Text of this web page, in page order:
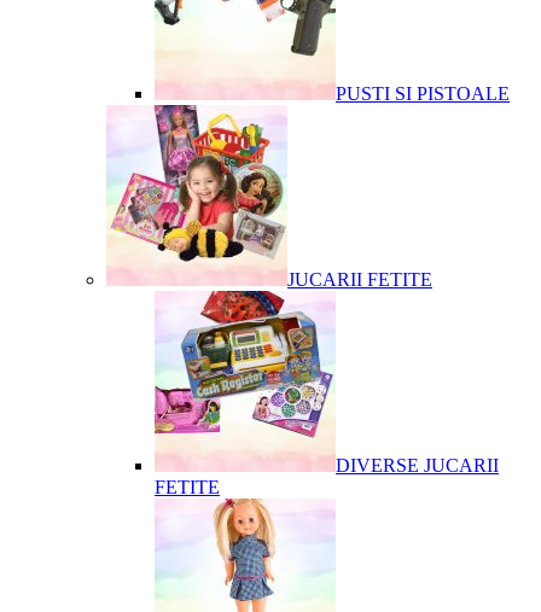
PUSTI SI PISTOALE
JUCARII FETITE
DIVERSE JUCARII
FETITE